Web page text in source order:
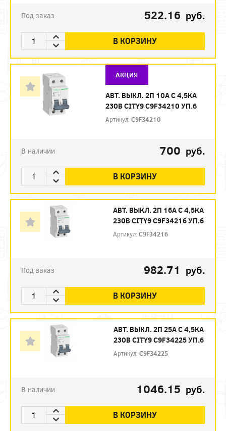
Под заказ 522.16 руб.
В КОРЗИНУ
АКЦИЯ
АВТ. ВЫКЛ. 2П 10А С 4,5КА
230В CITY9 C9F34210 УП.6
Артикул:C9F34210
В наличии 700 руб.
В КОРЗИНУ
АВТ. ВЫКЛ. 2П 16А С 4,5КА
230В CITY9 C9F34216 УП.6
Артикул:C9F34216
Под заказ 982.71 руб.
В КОРЗИНУ
АВТ. ВЫКЛ. 2П 25А С 4,5КА
230В CITY9 C9F34225 УП.6
Артикул:C9F34225
В наличии 1046.15 руб.
В КОРЗИНУ